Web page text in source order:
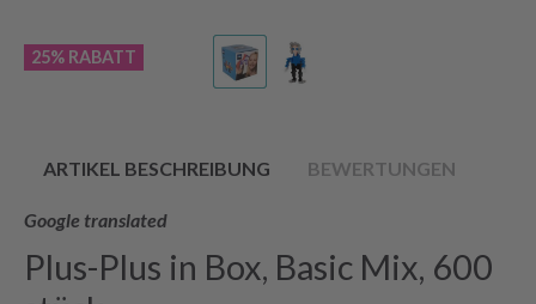
25% RABATT
ARTIKEL BESCHREIBUNG BEWERTUNGEN
Google translated
Plus-Plus in Box, Basic Mix, 600